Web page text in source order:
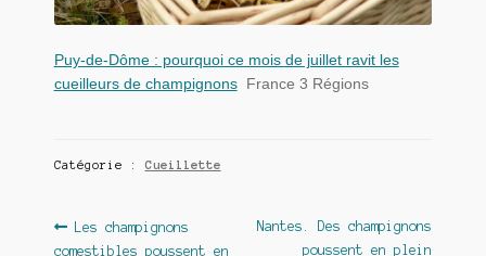
Puy-de-Dôme : pourquoi ce mois de juillet ravit les
cueilleurs de champignons
France 3 Régions
Catégorie : Cueillette
Navigation
Article
précédent :
Les champignons
comestibles poussent en
Article
suivant :
Nantes. Des champignons
poussent en plein